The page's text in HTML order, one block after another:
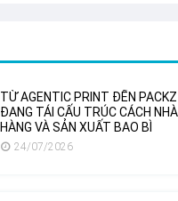
TỪ AGENTIC PRINT ĐẾN PACKZ
ĐANG TÁI CẤU TRÚC CÁCH
HÀNG VÀ SẢN XUẤT BAO BÌ
24/07/2026